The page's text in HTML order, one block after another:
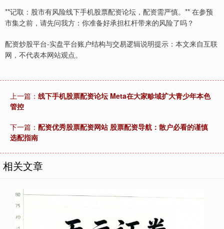
**记取：股市有风险线下手机股票配资论坛，配资需严慎。** 在参预
市集之前，请先问我方：你准备好承担杠杆带来的风险了吗？
配资炒股平台-实盘平台账户结构与交易逻辑说明提示：本文来自互联
网，不代表本网站观点。
上一篇： 线下手机股票配资论坛 Meta在大家畛域扩大青少年本色
管控
下一篇： 配资优秀股票配资网站 股票配资导航：散户必看的谨慎
选配指南
相关文章